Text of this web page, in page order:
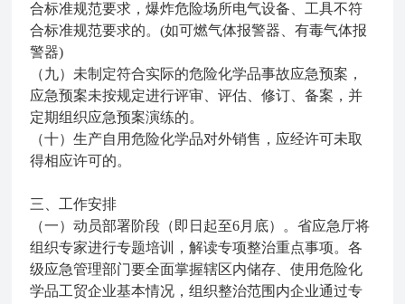
合标准规范要求，爆炸危险场所电气设备、工具不符
合标准规范要求的。(如可燃气体报警器、有毒气体报
警器)
（九）未制定符合实际的危险化学品事故应急预案，
应急预案未按规定进行评审、评估、修订、备案，并
定期组织应急预案演练的。
（十）生产自用危险化学品对外销售，应经许可未取
得相应许可的。
三、工作安排
（一）动员部署阶段（即日起至6月底）。省应急厅将
组织专家进行专题培训，解读专项整治重点事项。各
级应急管理部门要全面掌握辖区内储存、使用危险化
学品工贸企业基本情况，组织整治范围内企业通过专